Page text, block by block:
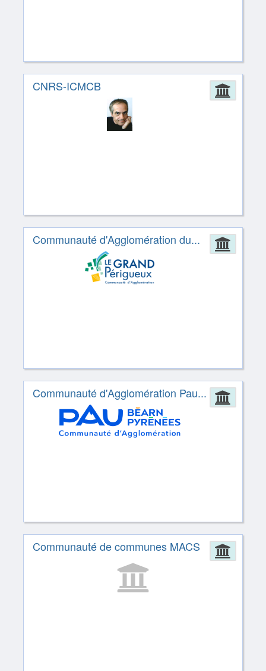
CNRS-ICMCB
Communauté d'Agglomération du...
Communauté d'Agglomération Pau...
Communauté de communes MACS